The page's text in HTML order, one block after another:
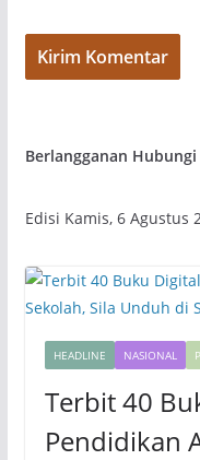
Berlangganan Hubungi
Edisi Kamis, 6 Agustus
HEADLINE NASIONAL
Terbit 40
Pendidikan